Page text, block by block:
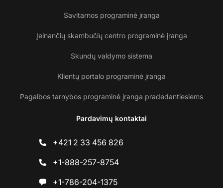
Savitarnos programinė įranga
Įeinančių skambučių centro programinė įranga
Skundų valdymo sistema
Klientų portalo programinė įranga
Pagalbos tarnybos programinė įranga pradedantiesiems
Pardavimų kontaktai
+421 2 33 456 826
+1-888-257-8754
+1-786-204-1375